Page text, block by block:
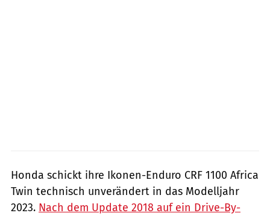
Honda schickt ihre Ikonen-Enduro CRF 1100 Africa
Twin technisch unverändert in das Modelljahr
2023. Nach dem Update 2018 auf ein Drive-By-